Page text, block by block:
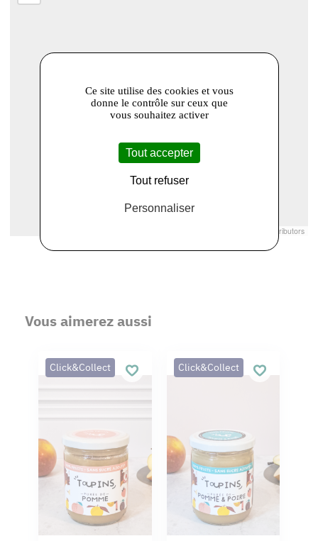
contributors
Vous aimerez aussi
Click&Collect Click&Collect
Ce site utilise des cookies et vous
donne le contrôle sur ceux que
vous souhaitez activer
Tout accepter
Tout refuser
Personnaliser